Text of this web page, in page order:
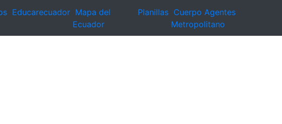
Educarecuador Mapa del
Ecuador
Planillas Cuerpo Agentes
Metropolitano